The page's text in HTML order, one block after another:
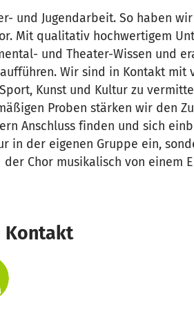
und Jugendarbeit. So haben
Mit qualitativ hochwertigem
und Theater-Wissen und
Wir sind in Kontakt mit
Kunst und Kultur zu
Proben stärken wir den
Anschluss finden und sich
in der eigenen Gruppe ein,
Chor musikalisch von einem
Kontakt